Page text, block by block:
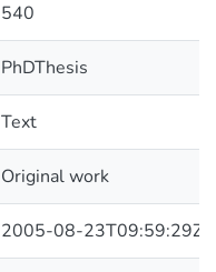
540
PhDThesis
Text
Original work
2005-08-23T09:59:29Z